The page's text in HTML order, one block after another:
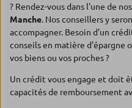
? Rendez-vous dans l'une de nos
Manche. Nos conseillers y
accompagner. Besoin d'un
conseils en matière d'épargne
vos biens ou vos proches ?
Un crédit vous engage et doit
capacités de remboursement